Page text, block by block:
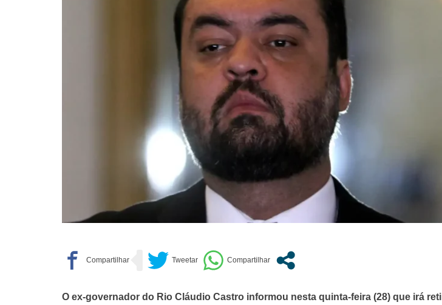
O ex-governador do Rio Cláudio Castro informou nesta quinta-feira (28) que irá